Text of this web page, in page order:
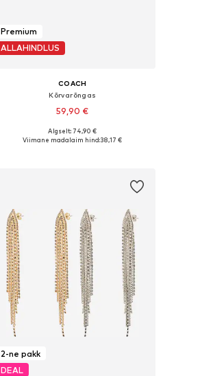
Premium
ALLAHINDLUS
COACH
Kõrvarõngas
59,90 €
Saadaolevad suurused: One Size
Algselt: 74,90 €
Viimane madalaim hind:38,17 €
2-ne pakk
DEAL